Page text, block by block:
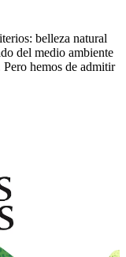
belleza natural
del medio ambiente
hemos de admitir